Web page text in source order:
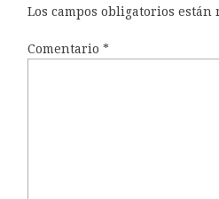
Los campos obligatorios están
Comentario *